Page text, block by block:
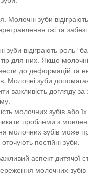
Молочні зуби
їжі та
відіграють роль
для них. Якщо
до деформацій та
Молочні зуби
важливість догляду
молочних зубів або
проблеми з
молочних зубів може
постійні зуби.
аспект дитячої
молочних